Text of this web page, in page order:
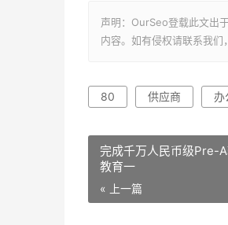
声明：OurSeo登载此文出
内容。如有侵权请联系我们
80 供应商 办
完成千万人民币级Pre-
教育一
« 上一篇